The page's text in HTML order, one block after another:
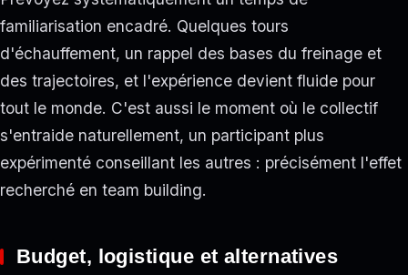
familiarisation encadré. Quelques tours
d'échauffement, un rappel des bases du freinage et
des trajectoires, et l'expérience devient fluide pour
tout le monde. C'est aussi le moment où le collectif
s'entraide naturellement, un participant plus
expérimenté conseillant les autres : précisément l'effet
recherché en team building.
Budget, logistique et alternatives